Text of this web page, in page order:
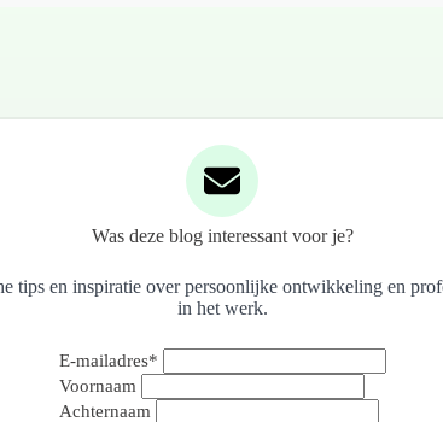
Was deze blog interessant voor je?
tips en inspiratie over persoonlijke ontwikkeling en
in het werk.
E-mailadres*
Voornaam
Achternaam